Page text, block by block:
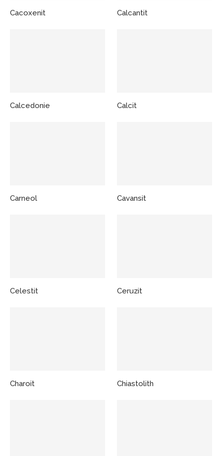
Cacoxenit Calcantit
Calcedonie Calcit
Carneol Cavansit
Celestit Ceruzit
Charoit Chiastolith